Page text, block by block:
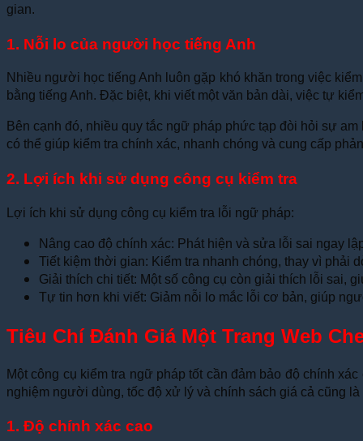
gian.
1. Nỗi lo của người học tiếng Anh
Nhiều người học tiếng Anh luôn gặp khó khăn trong việc
bằng tiếng Anh. Đặc biệt, khi viết một văn bản dài, việc tự
Bên cạnh đó, nhiều quy tắc ngữ pháp phức tạp đòi hỏi sự
có thể giúp kiểm tra chính xác, nhanh chóng và cung cấp
2. Lợi ích khi sử dụng công cụ kiểm tra
Lợi ích khi sử dụng công cụ kiểm tra lỗi ngữ pháp:
Nâng cao độ chính xác: Phát hiện và sửa lỗi sai ngay
Tiết kiệm thời gian: Kiểm tra nhanh chóng, thay vì phải
Giải thích chi tiết: Một số công cụ còn giải thích lỗi sai,
Tự tin hơn khi viết: Giảm nỗi lo mắc lỗi cơ bản, giúp
Tiêu Chí Đánh Giá Một Trang Web
Một công cụ kiểm tra ngữ pháp tốt cần đảm bảo độ chính
nghiệm người dùng, tốc độ xử lý và chính sách giá cả cũng
1. Độ chính xác cao